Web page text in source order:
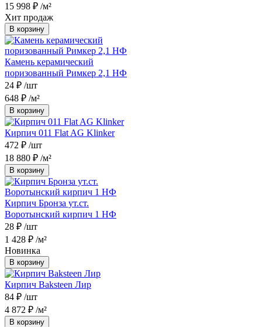
15 998 ₽ /м²
Хит продаж
В корзину
Камень керамический
поризованный Римкер 2,1 НФ
24 ₽ /шт
648 ₽ /м²
В корзину
Кирпич 011 Flat AG Klinker
472 ₽ /шт
18 880 ₽ /м²
В корзину
Кирпич Бронза ут.ст.
Воротынский кирпич 1 НФ
28 ₽ /шт
1 428 ₽ /м²
Новинка
В корзину
Кирпич Baksteen Лир
84 ₽ /шт
4 872 ₽ /м²
В корзину